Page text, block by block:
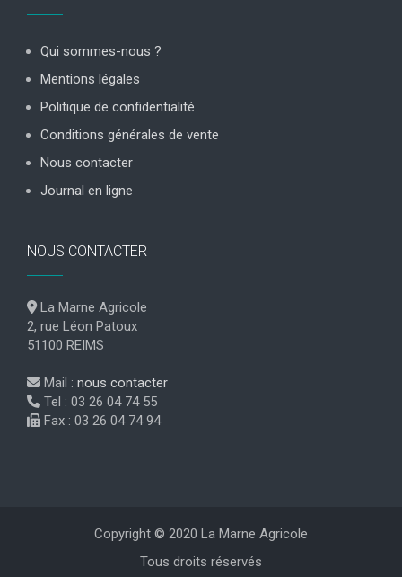
Qui sommes-nous ?
Mentions légales
Politique de confidentialité
Conditions générales de vente
Nous contacter
Journal en ligne
NOUS CONTACTER
La Marne Agricole
2, rue Léon Patoux
51100 REIMS
Mail : nous contacter
Tel : 03 26 04 74 55
Fax : 03 26 04 74 94
Copyright © 2020 La Marne Agricole
Tous droits réservés